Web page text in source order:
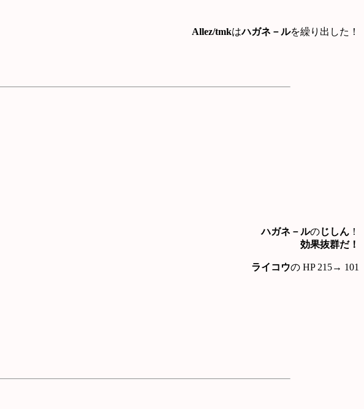
Allez/tmkはハガネ－ルを繰り出した！
ハガネ－ルのじしん ！
効果抜群だ！
ライコウの HP 215→ 101